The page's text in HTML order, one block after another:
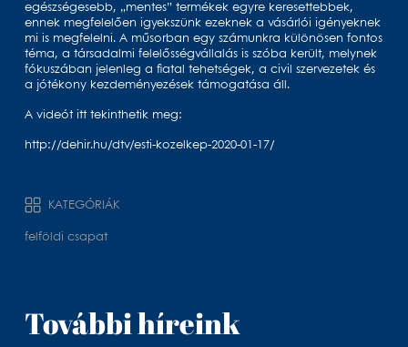
egészségesebb, „mentes” termékek egyre keresettebbek,
ennek megfelelően igyekszünk ezeknek a vásárlói igényeknek
mi is megfelelni. A műsorban egy számunkra különösen fontos
téma, a társadalmi felelősségvállalás is szóba került, melynek
fókuszában jelenleg a fiatal tehetségek, a civil szervezetek és
a jótékony kezdeményezések támogatása áll.
A videót itt tekinthetik meg:
http://dehir.hu/dtv/esti-kozelkep-2020-01-17/
KATEGÓRIÁK
felföldi csapat
További híreink